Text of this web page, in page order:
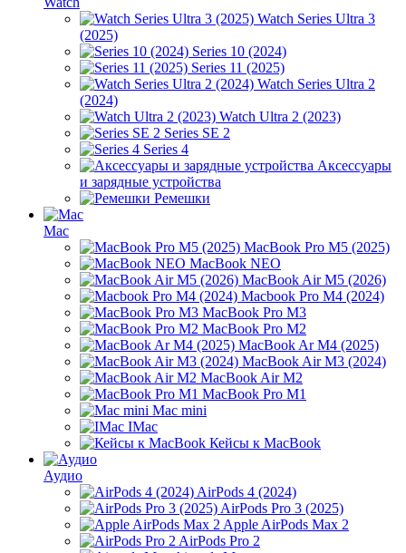
Watch Series Ultra 3
(2025)
Series 10 (2024)
Series 11 (2025)
Watch Series Ultra 2
(2024)
Watch Ultra 2 (2023)
Series SE 2
Series 4
Аксессуары
и зарядные устройства
Ремешки
Mac
MacBook Pro M5 (2025)
MacBook NEO
MacBook Air M5 (2026)
Macbook Pro M4 (2024)
MacBook Pro M3
MacBook Pro M2
MacBook Ar M4 (2025)
MacBook Air M3 (2024)
MacBook Air M2
MacBook Pro M1
Mac mini
IMac
Кейсы к MacBook
Аудио
AirPods 4 (2024)
AirPods Pro 3 (2025)
Apple AirPods Max 2
AirPods Pro 2